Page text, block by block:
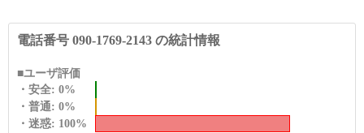
電話番号 090-1769-2143 の統計情報
■ユーザ評価
・安全: 0%
・普通: 0%
・迷惑: 100%